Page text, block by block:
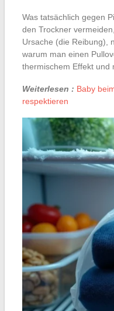
Was tatsächlich gegen
den Trockner
Ursache (die Reibung),
warum man einen
thermischem Effekt und
Weiterlesen : Baby
respektieren